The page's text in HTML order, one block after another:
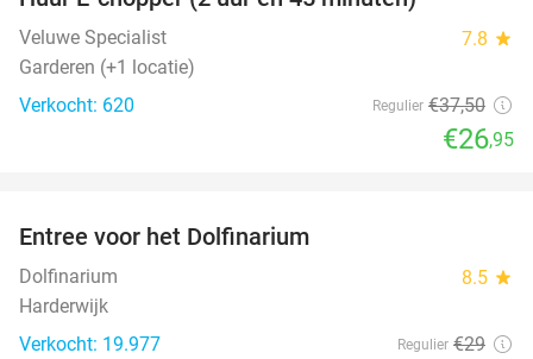
Veluwe Specialist 7.8 star
Garderen (+1 locatie)
Verkocht: 620
Regulier €37,50
€26,95
Entree voor het Dolfinarium
Dolfinarium 8.5 star
Harderwijk
Verkocht: 19.977
Regulier €29